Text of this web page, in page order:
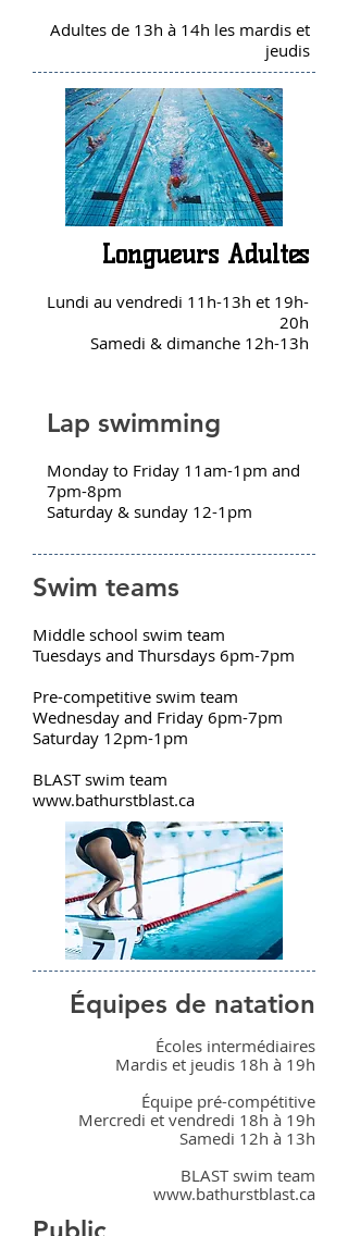
Adultes de 13h à 14h les mardis et
jeudis
Longueurs Adultes
Lundi au vendredi 11h-13h et 19h-
20h
Samedi & dimanche 12h-13h
Lap swimming
Monday to Friday 11am-1pm and
7pm-8pm
Saturday & sunday 12-1pm
Swim teams
Middle school swim team
Tuesdays and Thursdays 6pm-7pm
Pre-competitive swim team
Wednesday and Friday 6pm-7pm
Saturday 12pm-1pm
BLAST swim team
www.bathurstblast.ca
Équipes de natation
Écoles intermédiaires
Mardis et jeudis 18h à 19h
Équipe pré-compétitive
Mercredi et vendredi 18h à 19h
Samedi 12h à 13h
BLAST swim team
www.bathurstblast.ca